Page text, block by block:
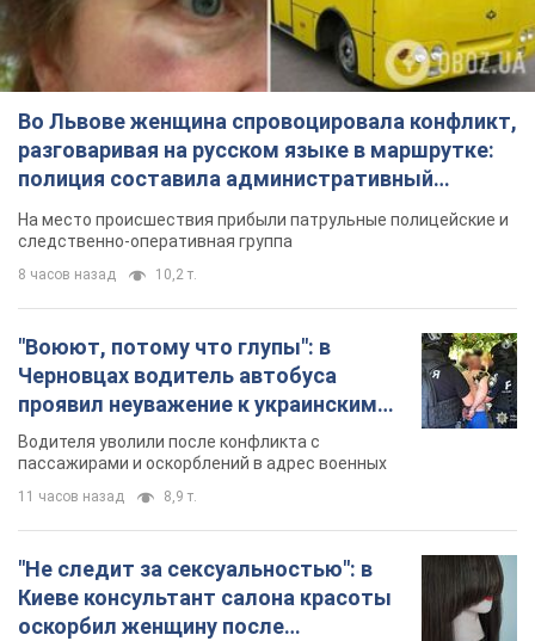
Во Львове женщина спровоцировала конфликт,
разговаривая на русском языке в маршрутке:
полиция составила административный
протокол. Видео
На место происшествия прибыли патрульные полицейские и
следственно-оперативная группа
8 часов назад 10,2 т.
"Воюют, потому что глупы": в
Черновцах водитель автобуса
проявил неуважение к украинским
военным и поплатился за это.
Видео
Водителя уволили после конфликта с
пассажирами и оскорблений в адрес военных
11 часов назад 8,9 т.
"Не следит за сексуальностью": в
Киеве консультант салона красоты
оскорбил женщину после